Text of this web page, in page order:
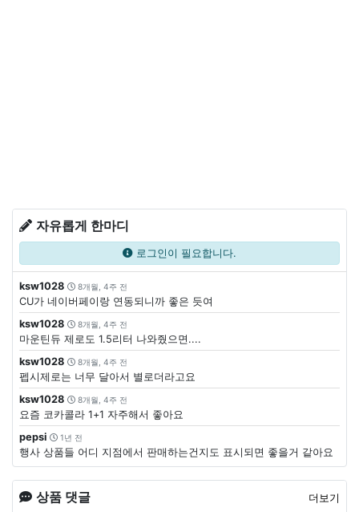
자유롭게 한마디
로그인이 필요합니다.
ksw1028 8개월, 4주 전
CU가 네이버페이랑 연동되니까 좋은 듯여
ksw1028
8개월, 4주 전
마운틴듀 제로도 1.5리터 나와줬으면....
ksw1028
8개월, 4주 전
펩시제로는 너무 달아서 별로더라고요
ksw1028
8개월, 4주 전
요즘 코카콜라 1+1 자주해서 좋아요
pepsi
1년 전
행사 상품들 어디 지점에서 판매하는건지도 표시되면 좋을거 같아요
상품 댓글 더보기